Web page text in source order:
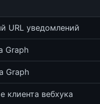
URL уведомлений
Graph
Graph
клиента вебхука